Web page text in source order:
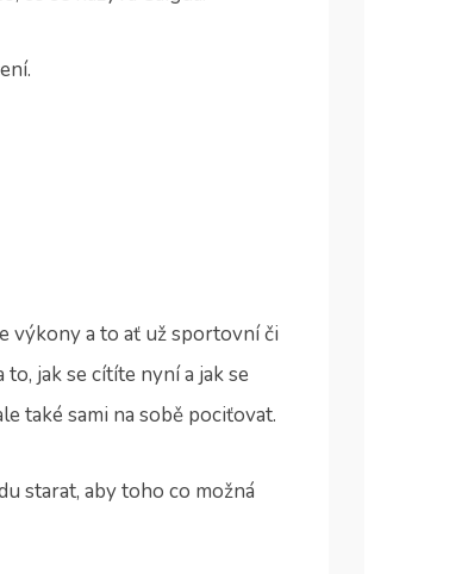
výkony a to ať už sportovní či
jak se cítíte nyní a jak se
také sami na sobě pociťovat.
starat, aby toho co možná